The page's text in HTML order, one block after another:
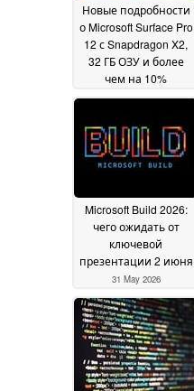
Новые подробности
о Microsoft Surface Pro
12 с Snapdragon X2,
32 ГБ ОЗУ и более
чем на 10%
большим временем
чем у старшей
модели03 June 2026
Microsoft Build 2026:
чего ожидать от
ключевой
презентации 2 июня
31 May 2026